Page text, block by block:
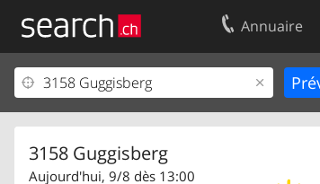
Annuaire
3158 Guggisberg
Aujourd'hui, 9/8 dès 13:00
Votre inscription
Centre clients